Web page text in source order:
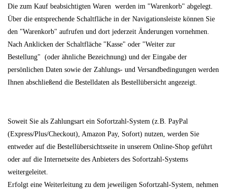
Die zum Kauf beabsichtigten Waren werden im "Warenkorb" abgelegt.
Über die entsprechende Schaltfläche in der Navigationsleiste können Sie
den "Warenkorb" aufrufen und dort jederzeit Änderungen vornehmen.
Nach Anklicken der Schaltfläche "Kasse" oder "Weiter zur
Bestellung" (oder ähnliche Bezeichnung) und der Eingabe der
persönlichen Daten sowie der Zahlungs- und Versandbedingungen werden
Ihnen abschließend die Bestelldaten als Bestellübersicht angezeigt.
Soweit Sie als Zahlungsart ein Sofortzahl-System (z.B. PayPal
(Express/Plus/Checkout), Amazon Pay, Sofort) nutzen, werden Sie
entweder auf die Bestellübersichtsseite in unserem Online-Shop geführt
oder auf die Internetseite des Anbieters des Sofortzahl-Systems
weitergeleitet.
Erfolgt eine Weiterleitung zu dem jeweiligen Sofortzahl-System, nehmen